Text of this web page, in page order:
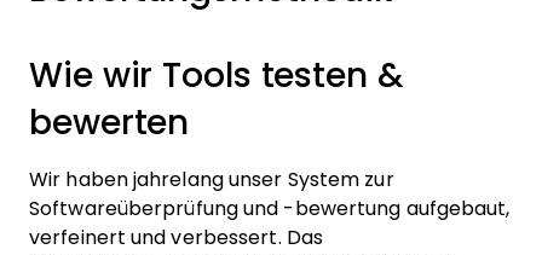
Wie wir Tools testen &
bewerten
Wir haben jahrelang unser System zur
Softwareüberprüfung und -bewertung aufgebaut,
verfeinert und verbessert. Das